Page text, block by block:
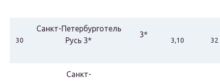
30
Санкт-Петербурготель
Русь 3*
3*
3,10 32
Санкт-